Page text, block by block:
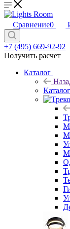
Сравнение0
+7 (495) 669-92-92
Получить расчет
Каталог
Каталог